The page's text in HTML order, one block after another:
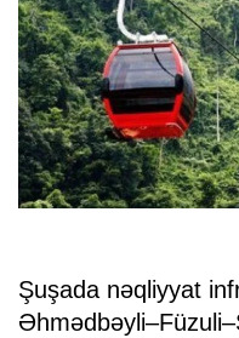
Şuşada nəqliyyat